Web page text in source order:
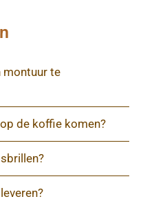
montuur te
de koffie komen?